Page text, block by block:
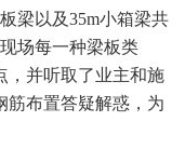
梁以及35m小箱梁共
场每一种梁板类
，并听取了业主和施
筋布置答疑解惑，为